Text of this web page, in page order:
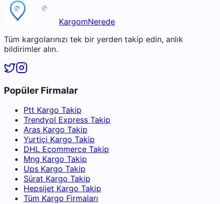
KargomNerede
Tüm kargolarınızı tek bir yerden takip edin, anlık
bildirimler alın.
Popüler Firmalar
Ptt Kargo Takip
Trendyol Express Takip
Aras Kargo Takip
Yurtiçi Kargo Takip
DHL Ecommerce Takip
Mng Kargo Takip
Ups Kargo Takip
Sürat Kargo Takip
Hepsijet Kargo Takip
Tüm Kargo Firmaları